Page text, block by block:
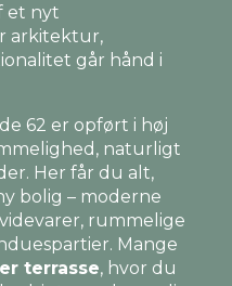
et nyt
arkitektur,
går hånd i
62 er opført i høj
naturligt
Her får du alt,
bolig – moderne
rummelige
Mange
terrasse, hvor du